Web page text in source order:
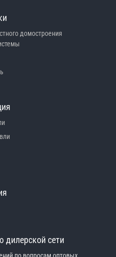
домостроения
дилерской сети
по вопросам оптовых